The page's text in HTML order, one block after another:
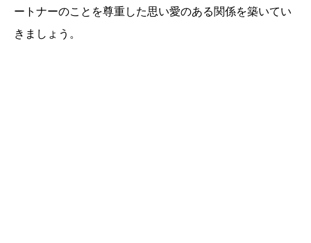
ートナーのことを尊重した思い愛のある関係を築いてい
きましょう。